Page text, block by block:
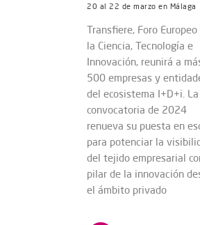
20 al 22 de marzo en Málaga
Transfiere, Foro Europeo
la Ciencia, Tecnología e
Innovación, reunirá a
500 empresas y
del ecosistema I+D+i. La
convocatoria de 2024
renueva su puesta en
para potenciar la
del tejido empresarial
pilar de la innovación
el ámbito privado